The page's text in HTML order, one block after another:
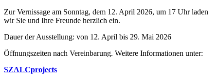
Zur Vernissage am Sonntag, dem 12. April 2026, um 17 Uhr laden
wir Sie und Ihre Freunde herzlich ein.
Dauer der Ausstellung: von 12. April bis 29. Mai 2026
Öffnungszeiten nach Vereinbarung. Weitere Informationen unter:
SZALCprojects